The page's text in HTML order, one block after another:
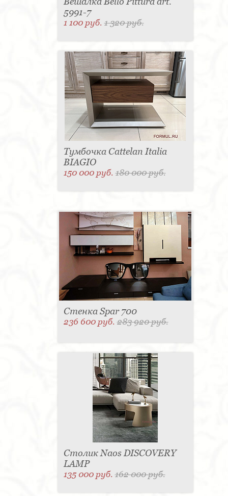
5991-7
1 100 руб.1 320 руб.
Тумбочка Cattelan Italia
BIAGIO
150 000 руб.180 000 руб.
Стенка Spar 700
236 600 руб.283 920 руб.
Столик Naos DISCOVERY
LAMP
135 000 руб.162 000 руб.